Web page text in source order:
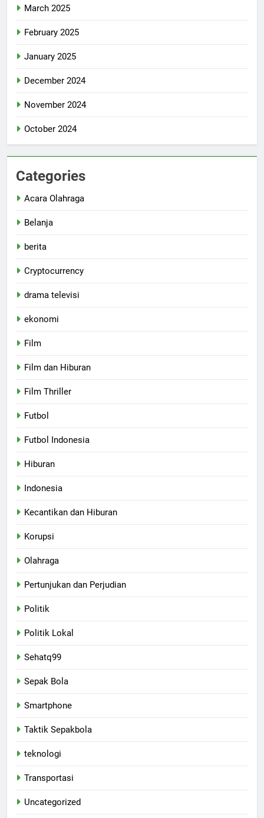
March 2025
February 2025
January 2025
December 2024
November 2024
October 2024
Categories
Acara Olahraga
Belanja
berita
Cryptocurrency
drama televisi
ekonomi
Film
Film dan Hiburan
Film Thriller
Futbol
Futbol Indonesia
Hiburan
Indonesia
Kecantikan dan Hiburan
Korupsi
Olahraga
Pertunjukan dan Perjudian
Politik
Politik Lokal
Sehatq99
Sepak Bola
Smartphone
Taktik Sepakbola
teknologi
Transportasi
Uncategorized